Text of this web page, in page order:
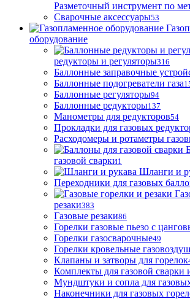
Разметочный инструмент по
Сварочные аксессуары53
оборудование
редукторы и регуляторы316
Баллонные заправочные
Баллонные подогреватели газа
Баллонные регуляторы94
Баллонные редукторы137
Манометры для редукторов54
Прокладки для газовых
Расходомеры и ротаметры
газовой сварки1
Шланги и
Переходники для газовых
резаки383
Газовые резаки86
Горелки газовые пьезо с
Горелки газосварочные49
Горелки кровельные
Клапаны и затворы для горелок
Комплекты для газовой сварки
Мундштуки и сопла для
Наконечники для газовых